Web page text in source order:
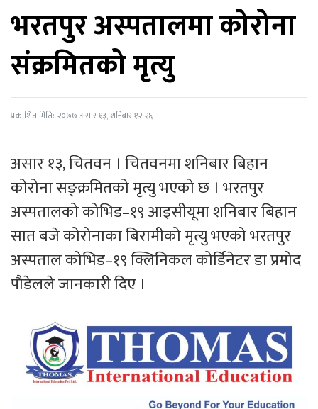
भरतपुर अस्पतालमा कोरोना
संक्रमितको मृत्यु
प्रकाशित मिति: २०७७ असार १३, शनिबार १२:२६
असार १३, चितवन । चितवनमा शनिबार बिहान
कोरोना सङ्क्रमितको मृत्यु भएको छ । भरतपुर
अस्पतालको कोभिड–१९ आइसीयूमा शनिबार बिहान
सात बजे कोरोनाका बिरामीको मृत्यु भएको भरतपुर
अस्पताल कोभिड–१९ क्लिनिकल कोर्डिनेटर डा प्रमोद
पौडेलले जानकारी दिए ।